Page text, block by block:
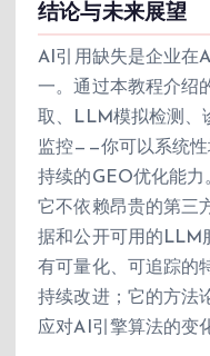
结论与未来展望
AI引用缺失是企业在
一。通过本教程介绍
取、LLM模拟检测、
监控——你可以系统性
持续的GEO优化能力
它不依赖昂贵的第三
据和公开可用的LLM
有可量化、可追踪的
持续改进；它的方法
应对AI引擎算法的变